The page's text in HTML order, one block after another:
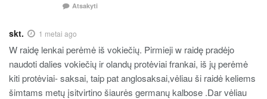
Atsakyti
skt. 1 metai ago
W raidę lenkai perėmė iš vokiečių. Pirmieji w raidę pradėjo
naudoti dalies vokiečių ir olandų protėviai frankai, iš jų perėmė
kiti protėviai- saksai, taip pat anglosaksai,vėliau ši raidė keliems
šimtams metų įsitvirtino šiaurės germanų kalbose .Dar vėliau